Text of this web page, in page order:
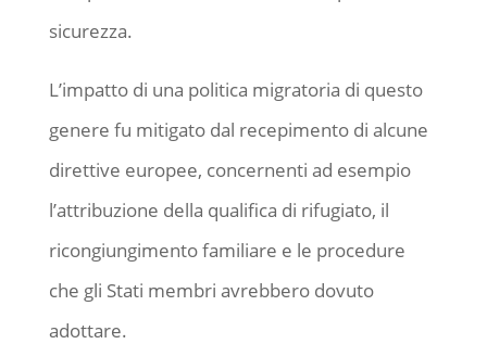
sicurezza.
L’impatto di una politica migratoria di questo
genere fu mitigato dal recepimento di alcune
direttive europee, concernenti ad esempio
l’attribuzione della qualifica di rifugiato, il
ricongiungimento familiare e le procedure
che gli Stati membri avrebbero dovuto
adottare.